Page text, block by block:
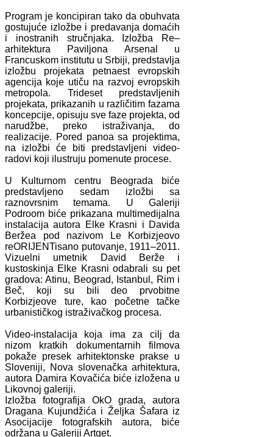
Program je koncipiran tako da obuhvata
gostujuće izložbe i predavanja domaćih
i inostranih stručnjaka. Izložba Re–
arhitektura Paviljona Arsenal u
Francuskom institutu u Srbiji, predstavlja
izložbu projekata petnaest evropskih
agencija koje utiču na razvoj evropskih
metropola. Trideset predstavljenih
projekata, prikazanih u različitim fazama
koncepcije, opisuju sve faze projekta, od
narudžbe, preko istraživanja, do
realizacije. Pored panoa sa projektima,
na izložbi će biti predstavljeni video-
radovi koji ilustruju pomenute procese.
U Kulturnom centru Beograda biće
predstavljeno sedam izložbi sa
raznovrsnim temama. U Galeriji
Podroom biće prikazana multimedijalna
instalacija autora Elke Krasni i Davida
Beržea pod nazivom Le Korbizjeovo
reORIJENTisano putovanje, 1911–2011.
Vizuelni umetnik David Berže i
kustoskinja Elke Krasni odabrali su pet
gradova: Atinu, Beograd, Istanbul, Rim i
Beč, koji su bili deo prvobitne
Korbizjeove ture, kao početne tačke
urbanističkog istraživačkog procesa.
Video-instalacija koja ima za cilj da
nizom kratkih dokumentarnih filmova
pokaže presek arhitektonske prakse u
Sloveniji, Nova slovenačka arhitektura,
autora Damira Kovačića biće izložena u
Likovnoj galeriji.
Izložba fotografija OkO grada, autora
Dragana Kujundžića i Željka Šafara iz
Asocijacije fotografskih autora, biće
održana u Galeriji Artget.